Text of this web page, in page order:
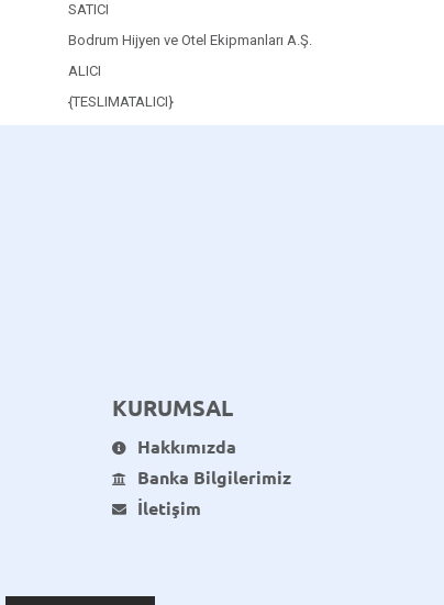
SATICI
Bodrum Hijyen ve Otel Ekipmanları A.Ş.
ALICI
{TESLIMATALICI}
KURUMSAL
Hakkımızda
Banka Bilgilerimiz
İletişim